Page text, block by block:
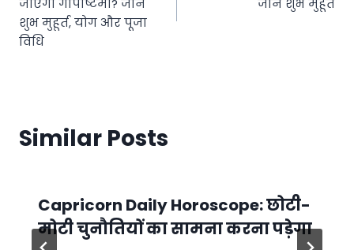
जाएगी गोपाष्टमी? जानें
शुभ मुहूर्त, योग और पूजा
विधि
जानें शुभ मुहूर्त
Similar Posts
Capricorn Daily Horoscope: छोटी-
मोटी चुनौतियों का सामना करना पड़ेगा